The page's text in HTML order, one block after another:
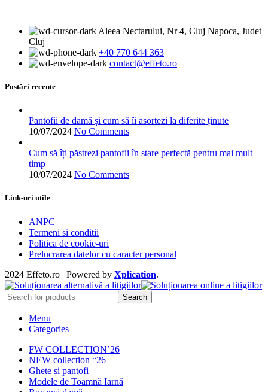
multe
Opțiunile
pot
produsului.
Aleea Nectarului, Nr 4, Cluj Napoca, Judet
Cluj
+40 770 644 363
contact@effeto.ro
Postări recente
Pantofii de damă și cum să îi asortezi la diferite ținute
10/07/2024 No Comments
Cum să îți păstrezi pantofii în stare perfectă pentru mai mult
timp
10/07/2024 No Comments
Link-uri utile
ANPC
Termeni si conditii
Politica de cookie-uri
Prelucrarea datelor cu caracter personal
2024 Effeto.ro | Powered by Xplication.
Search
Menu
Categories
FW COLLECTION’26
NEW collection “26
Ghete și pantofi
Modele de Toamnă Iarnă